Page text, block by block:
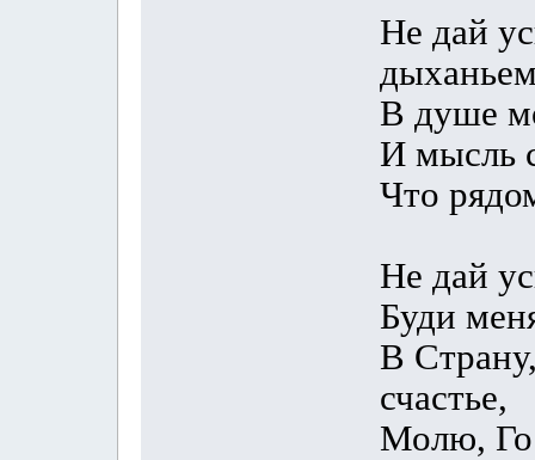
Не дай
В душе
И мысль
Что
Не дай
Буди
В
счастье,
Молю,